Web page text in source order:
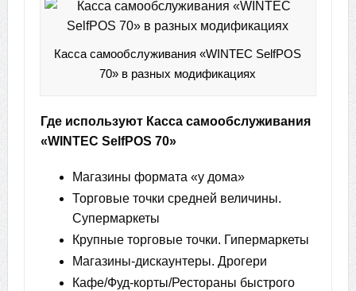
Касса самообслуживания «WINTEC SelfPOS
70» в разных модификациях
Где используют Касса самообслуживания
«WINTEC SelfPOS 70»
Магазины формата «у дома»
Торговые точки средней величины.
Супермаркеты
Крупные торговые точки. Гипермаркеты
Магазины-дискаунтеры. Дрогери
Кафе/Фуд-корты/Рестораны быстрого